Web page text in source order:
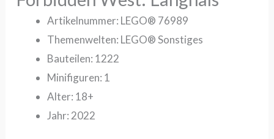
Artikelnummer: LEGO® 76989
Themenwelten: LEGO® Sonstiges
Bauteilen: 1222
Minifiguren: 1
Alter: 18+
Jahr: 2022